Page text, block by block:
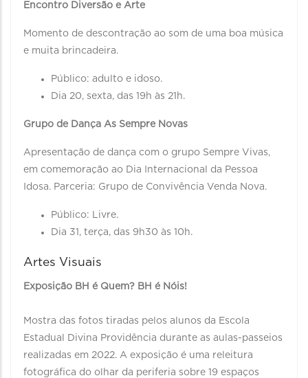
Encontro Diversão e Arte
Momento de descontração ao som de uma boa música
e muita brincadeira.
Público: adulto e idoso.
Dia 20, sexta, das 19h às 21h.
Grupo de Dança As Sempre Novas
Apresentação de dança com o grupo Sempre Vivas,
em comemoração ao Dia Internacional da Pessoa
Idosa. Parceria: Grupo de Convivência Venda Nova.
Público: Livre.
Dia 31, terça, das 9h30 às 10h.
Artes Visuais
Exposição BH é Quem? BH é Nóis!
Mostra das fotos tiradas pelos alunos da Escola
Estadual Divina Providência durante as aulas-passeios
realizadas em 2022. A exposição é uma releitura
fotográfica do olhar da periferia sobre 19 espaços